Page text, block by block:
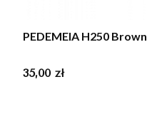
PEDEMEIA H250 Brown
Cena
35,00 zł